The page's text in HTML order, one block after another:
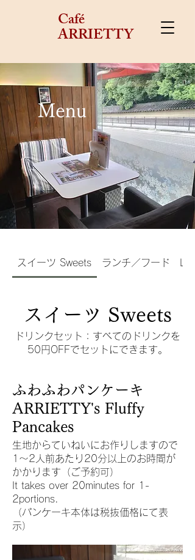
Café
ARRIETTY
​Menu
スイーツ Sweets ランチ／フード
スイーツ Sweets
ドリンクセット：すべてのドリンクを
50円OFFでセットにできます。
ふわふわパンケーキ
ARRIETTY's Fluffy
Pancakes
生地からていねいにお作りしますので
1～2人前あたり20分以上のお時間が
かかります（ご予約可）
It takes over 20minutes for 1-
2portions.
（パンケーキ本体は税抜価格にて表
示）